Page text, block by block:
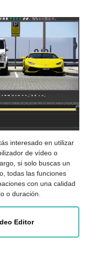
interesado en utilizar
de vídeo o
si solo buscas un
todas las funciones
con una calidad
o duración.
Editor